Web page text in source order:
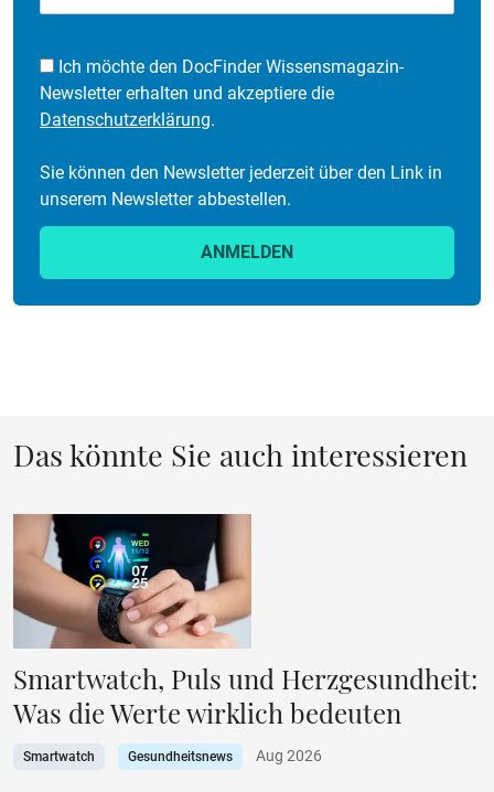
Ich möchte den DocFinder Wissensmagazin-
Newsletter erhalten und akzeptiere die
Datenschutzerklärung.
Sie können den Newsletter jederzeit über den Link in
unserem Newsletter abbestellen.
ANMELDEN
Das könnte Sie auch interessieren
Smartwatch, Puls und Herzgesundheit:
Was die Werte wirklich bedeuten
Smartwatch Gesundheitsnews Aug 2026